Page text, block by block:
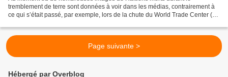
tremblement de terre sont données à voir dans les médias, contrairement à
ce qui s’était passé, par exemple, lors de la chute du World Trade Center (11
Page suivante >
Hébergé par Overblog